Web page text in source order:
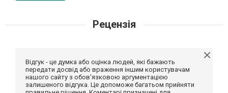
Рецензія
Відгук - це думка або оцінка людей, які бажають
передати досвід або враження іншим користувачам
нашого сайту з обов'язковою аргументацією
залишеного відгука. Це допоможе багатьом прийняти